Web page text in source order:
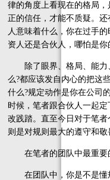
律的角度上看现在的格局
正的信任，才能不质疑。
人意味着什么，你在过手
资人还是合伙人，哪怕是你
除了眼界、格局、能力、
么?都应该发自内心的把这
什么?规定动作是你在公司
时候，笔者跟合伙人一起
改践踏。直至今日对于笔
则是对规则最大的遵守和敬
在笔者的团队中最重要
在团队中，你是不是懂规